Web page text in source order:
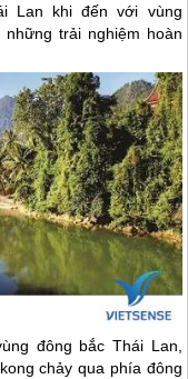
Lan khi đến với vùng
trải nghiệm hoàn
đông bắc Thái Lan
chảy qua phía đông